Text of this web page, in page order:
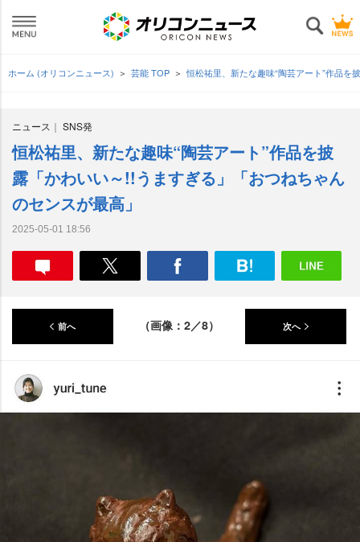
ホーム (オリコンニュース) 芸能 TOP 恒松祐里、新たな趣味“陶芸アート”作品
ニュース SNS発
恒松祐里、新たな趣味“陶芸アート”作品を披
露「かわいい～!!うますぎる」「おつねちゃん
のセンスが最高」
2025-05-01 18:56
前へ （画像：2／8） 次へ